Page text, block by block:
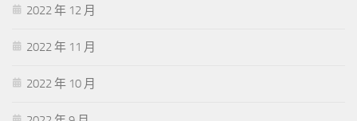
2022 年 12 月
2022 年 11 月
2022 年 10 月